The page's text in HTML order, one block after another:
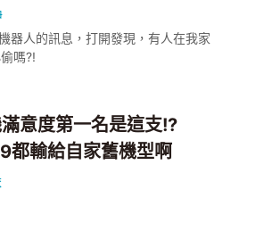
器人的訊息，打開發現，有人在我家
嗎?!
意度第一名是這支!?
都輸給自家舊機型啊